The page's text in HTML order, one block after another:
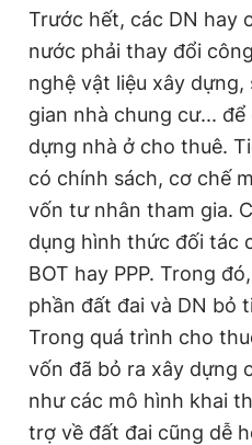
Trước hết, các DN hay
nước phải thay đổi
nghệ vật liệu xây
gian nhà chung cư...
dựng nhà ở cho thuê.
có chính sách, cơ chế
vốn tư nhân tham gia.
dụng hình thức đối tác
BOT hay PPP. Trong
phần đất đai và DN bỏ
Trong quá trình cho
vốn đã bỏ ra xây dựng
như các mô hình khai
trợ về đất đai cũng dễ